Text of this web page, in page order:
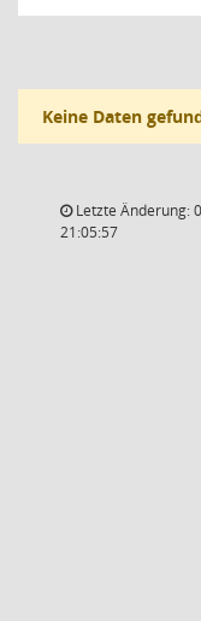
Keine Daten
Letzte Änderung:
21:05:57